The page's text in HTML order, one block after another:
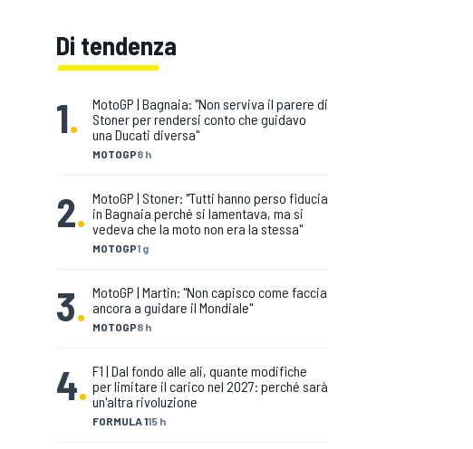
Di tendenza
1.
MOTOGP8 h
MotoGP | Bagnaia: "Non serviva il parere di
Stoner per rendersi conto che guidavo
una Ducati diversa"
2.
MOTOGP1 g
MotoGP | Stoner: "Tutti hanno perso fiducia
in Bagnaia perché si lamentava, ma si
vedeva che la moto non era la stessa"
3. MOTOGP8 h
MotoGP | Martin: "Non capisco come faccia
ancora a guidare il Mondiale"
4.
FORMULA 115 h
F1 | Dal fondo alle ali, quante modifiche
per limitare il carico nel 2027: perché sarà
un'altra rivoluzione